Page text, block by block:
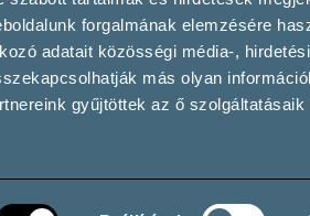
forgalmának elemzésére
adatait közösségi média-,
más olyan
gyűjtöttek az ő szolgáltatásaik
Magazine